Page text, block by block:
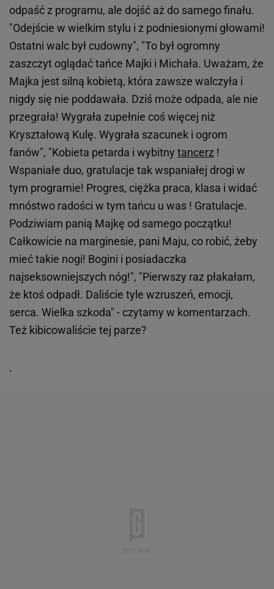
odpaść z programu, ale dojść aż do samego finału.
"Odejście w wielkim stylu i z podniesionymi głowami!
Ostatni walc był cudowny", "To był ogromny
zaszczyt oglądać tańce Majki i Michała. Uważam, że
Majka jest silną kobietą, która zawsze walczyła i
nigdy się nie poddawała. Dziś może odpada, ale nie
przegrała! Wygrała zupełnie coś więcej niż
Kryształową Kulę. Wygrała szacunek i ogrom
fanów", "Kobieta petarda i wybitny tancerz !
Wspaniałe duo, gratulacje tak wspaniałej drogi w
tym programie! Progres, ciężka praca, klasa i widać
mnóstwo radości w tym tańcu u was ! Gratulacje.
Podziwiam panią Majkę od samego początku!
Całkowicie na marginesie, pani Maju, co robić, żeby
mieć takie nogi! Bogini i posiadaczka
najseksowniejszych nóg!", "Pierwszy raz płakałam,
że ktoś odpadł. Daliście tyle wzruszeń, emocji,
serca. Wielka szkoda" - czytamy w komentarzach.
Też kibicowaliście tej parze?